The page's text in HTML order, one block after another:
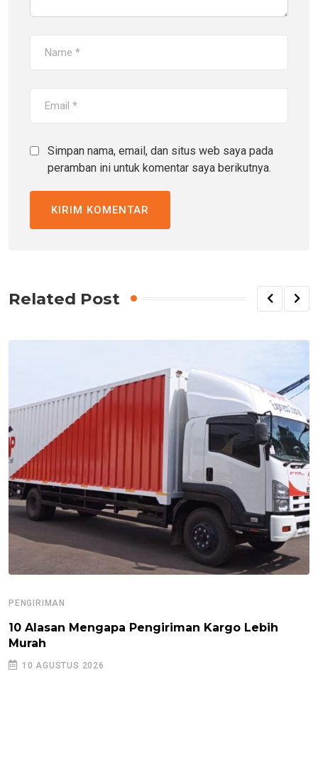
Simpan nama, email, dan situs web saya pada
peramban ini untuk komentar saya berikutnya.
Related Post
PENGIRIMAN
10 Alasan Mengapa Pengiriman Kargo Lebih
Murah
10 AGUSTUS 2026